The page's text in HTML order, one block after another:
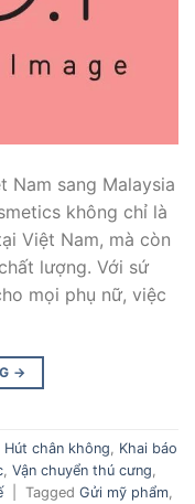
Nam sang Malaysia
không chỉ là
Việt Nam, mà còn
lượng. Với sứ
mọi phụ nữ, việc
→
Hút chân không
Khai báo
Vận chuyển thú cưng
Tagged Gửi mỹ phẩm